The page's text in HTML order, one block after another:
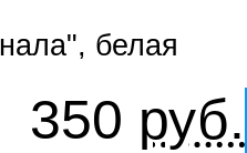
белая
350 руб.